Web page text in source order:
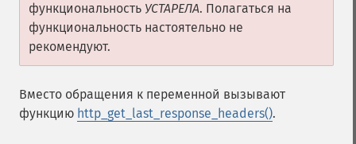
функциональность УСТАРЕЛА. Полагаться на
функциональность настоятельно не
рекомендуют.
Вместо обращения к переменной вызывают
функцию http_get_last_response_headers().